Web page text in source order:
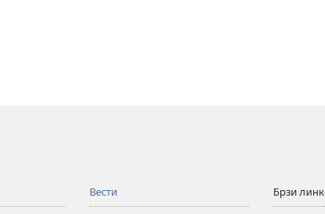
Вести Брзи